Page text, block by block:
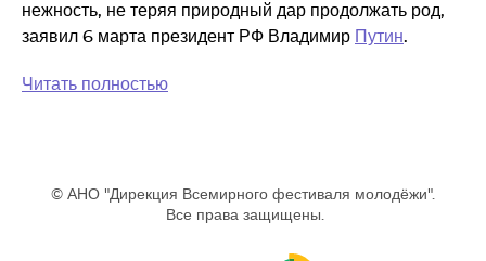
нежность, не теряя природный дар продолжать род,
заявил 6 марта президент РФ Владимир Путин.
Читать полностью
© АНО "Дирекция Всемирного фестиваля молодёжи".
Все права защищены.